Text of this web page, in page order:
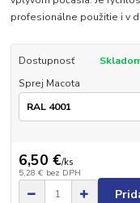
profesionálne použitie i v
Dostupnosť
Sprej Macota
6,50 €/ks
5,28 € bez DPH